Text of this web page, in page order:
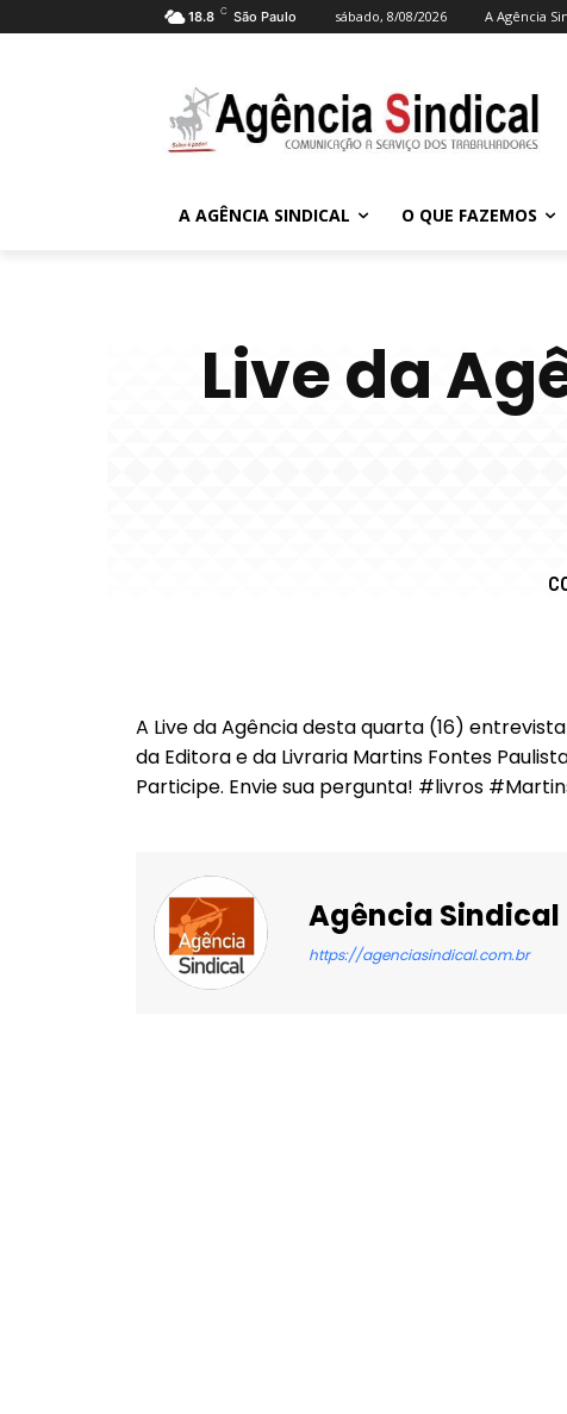
18.8 C São Paulo sábado, 8/08/2026 A Agência
A AGÊNCIA SINDICAL O QUE FAZEMOS
Live da
A Live da Agência desta quarta (16)
da Editora e da Livraria Martins Fontes
Participe. Envie sua pergunta! #livros
Agência Sindical
https://agenciasindical.com.br